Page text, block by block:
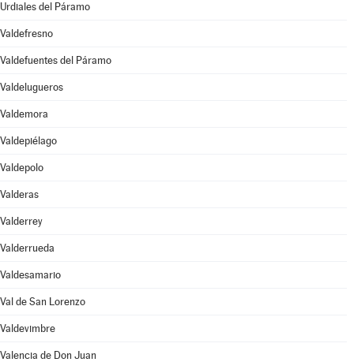
Urdiales del Páramo
Valdefresno
Valdefuentes del Páramo
Valdelugueros
Valdemora
Valdepiélago
Valdepolo
Valderas
Valderrey
Valderrueda
Valdesamario
Val de San Lorenzo
Valdevimbre
Valencia de Don Juan